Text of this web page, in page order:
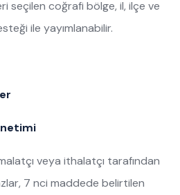
seçilen coğrafi bölge, il, ilçe ve
ile yayımlanabilir.
veya ithalatçı tarafından
7 nci maddede belirtilen